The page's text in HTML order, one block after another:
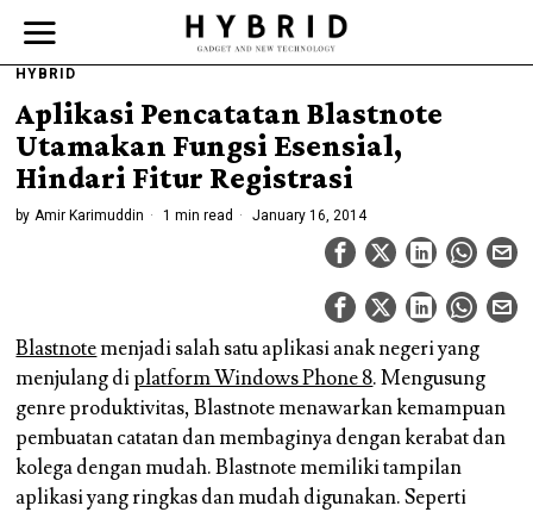
HYBRID
Aplikasi Pencatatan Blastnote
Utamakan Fungsi Esensial,
Hindari Fitur Registrasi
by Amir Karimuddin 1 min read January 16, 2014
Blastnotemenjadi salah satu aplikasi anak negeri yang
menjulang diplatform Windows Phone 8. Mengusung
genre produktivitas, Blastnote menawarkan kemampuan
pembuatan catatan dan membaginya dengan kerabat dan
kolega dengan mudah. Blastnote memiliki tampilan
aplikasi yang ringkas dan mudah digunakan. Seperti